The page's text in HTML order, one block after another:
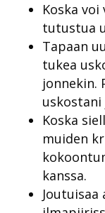
Koska
tutustua
Tapaan
tukea
jonnekin.
uskostani
Koska
muiden
kanssa.